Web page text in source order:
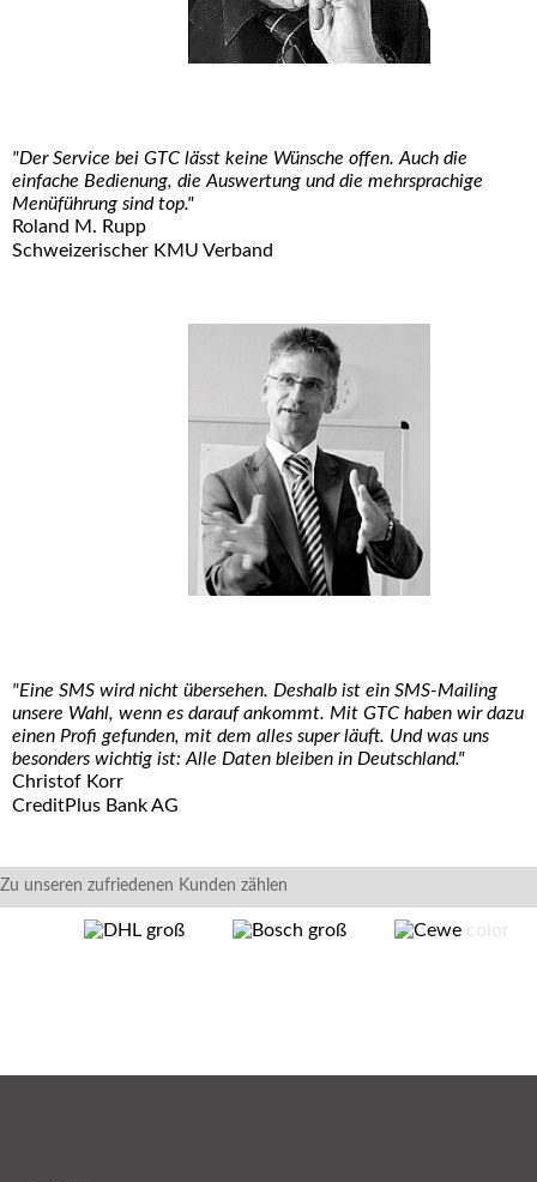
"Der Service bei GTC lässt keine Wünsche offen. Auch die
einfache Bedienung, die Auswertung und die mehrsprachige
Menüführung sind top."
Roland M. Rupp
Schweizerischer KMU Verband
"Eine SMS wird nicht übersehen. Deshalb ist ein SMS-Mailing
unsere Wahl, wenn es darauf ankommt. Mit GTC haben wir dazu
einen Profi gefunden, mit dem alles super läuft. Und was uns
besonders wichtig ist: Alle Daten bleiben in Deutschland."
Christof Korr
CreditPlus Bank AG
Zu unseren zufriedenen Kunden zählen